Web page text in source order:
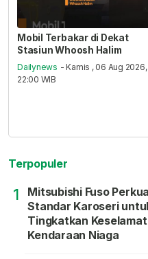
Mobil Terbakar di Dekat
Stasiun Whoosh Halim
Dailynews - Kamis , 06 Aug 2026,
22:00 WIB
Terpopuler
1
Mitsubishi Fuso
Standar Karoseri
Tingkatkan
Kendaraan Niaga